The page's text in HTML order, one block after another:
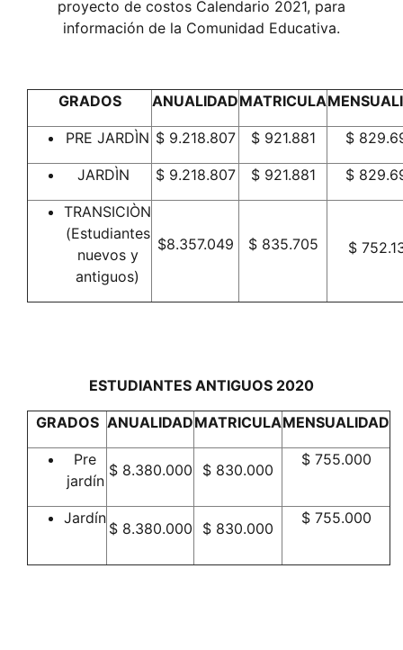
proyecto de costos Calendario 2021, para
información de la Comunidad Educativa.
GRADOS ANUALIDADMATRICULA
PRE JARDÌN $ 9.218.807 $ 921.881 $
JARDÌN $ 9.218.807 $ 921.881 $
TRANSICIÒN
(Estudiantes
nuevos y
antiguos)
$8.357.049 $ 835.705 $
ESTUDIANTES ANTIGUOS 2020
GRADOS ANUALIDADMATRICULAMENSUALIDAD
Pre
jardín
$ 8.380.000 $ 830.000
$ 755.000
Jardín
$ 8.380.000 $ 830.000
$ 755.000